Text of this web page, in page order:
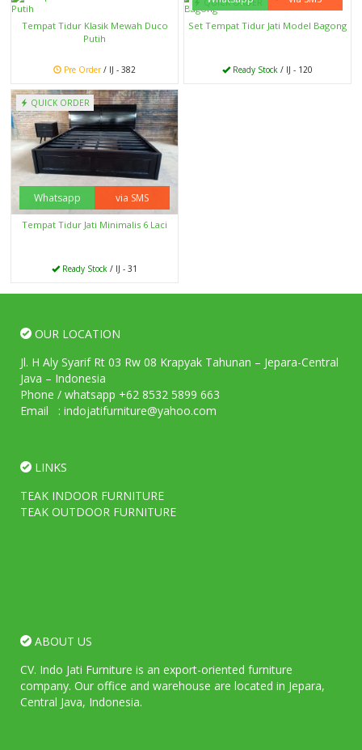
Tempat Tidur Klasik Mewah Duco
Putih
Pre Order/ IJ - 382
QUICK ORDER
Set Tempat Tidur Jati Model Bagong
Ready Stock / IJ - 120
QUICK ORDER
Whatsapp via SMS
Tempat Tidur Jati Minimalis 6 Laci
Ready Stock / IJ - 31
OUR LOCATION
Jl. H Aly Syarif Rt 03 Rw 08 Krapyak Tahunan – Jepara-Central
Java – Indonesia
Phone / whatsapp +62 8532 5899 663
Email : indojatifurniture@yahoo.com
LINKS
TEAK INDOOR FURNITURE
TEAK OUTDOOR FURNITURE
ABOUT US
CV. Indo Jati Furniture is an export-oriented furniture
company. Our office and warehouse are located in Jepara,
Central Java, Indonesia.